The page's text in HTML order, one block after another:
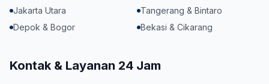
Jakarta Utara
Tangerang & Bintaro
Depok & Bogor
Bekasi & Cikarang
Kontak & Layanan 24 Jam